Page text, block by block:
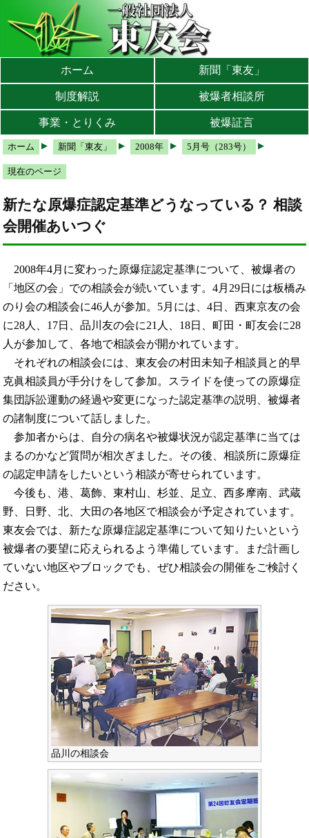
メインメニューへ
サブメニューへ
現在地ナビ（パンくずリスト）へ
ホーム 新聞「東友」
制度解説 被爆者相談所
事業・とりくみ 被爆証言
ホーム 新聞「東友」 2008年 5月号（283号）
現在のページ
新たな原爆症認定基準どうなっている？ 相談
会開催あいつぐ
2008年4月に変わった原爆症認定基準について、被爆者の
「地区の会」での相談会が続いています。4月29日には板橋み
のり会の相談会に46人が参加。5月には、4日、西東京友の会
に28人、17日、品川友の会に21人、18日、町田・町友会に28
人が参加して、各地で相談会が開かれています。
それぞれの相談会には、東友会の村田未知子相談員と的早
克眞相談員が手分けをして参加。スライドを使っての原爆症
集団訴訟運動の経過や変更になった認定基準の説明、被爆者
の諸制度について話しました。
参加者からは、自分の病名や被爆状況が認定基準に当ては
まるのかなど質問が相次ぎました。その後、相談所に原爆症
の認定申請をしたいという相談が寄せられています。
今後も、港、葛飾、東村山、杉並、足立、西多摩南、武蔵
野、日野、北、大田の各地区で相談会が予定されています。
東友会では、新たな原爆症認定基準について知りたいという
被爆者の要望に応えられるよう準備しています。まだ計画し
ていない地区やブロックでも、ぜひ相談会の開催をご検討く
ださい。
品川の相談会